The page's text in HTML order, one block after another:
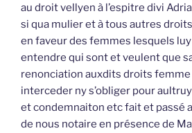
au droit vellyen à l’espitre divi
si qua mulier et à tous autres
en faveur des femmes lesquels
entendre qui sont et veulent que
renonciation auxdits droits
interceder ny s’obliger pour
et condemnaiton etc fait et passé
de nous notaire en présence de